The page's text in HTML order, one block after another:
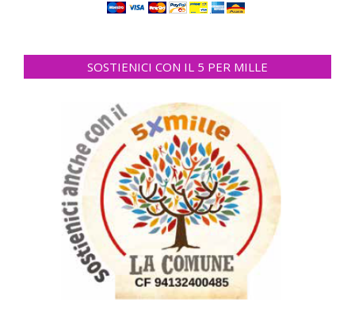
SOSTIENICI CON IL 5 PER MILLE